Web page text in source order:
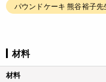
パウンドケーキ 熊谷裕子先
材料
材料